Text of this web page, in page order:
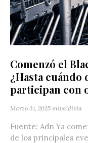
Comenzó el
¿Hasta cuándo
participan con
Marzo 31, 2025 mivaldivia
Fuente: Adn Ya
de los principales